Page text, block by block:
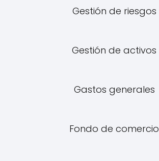
Gestión de riesgos
Gestión de activos
Gastos generales
Fondo de comercio